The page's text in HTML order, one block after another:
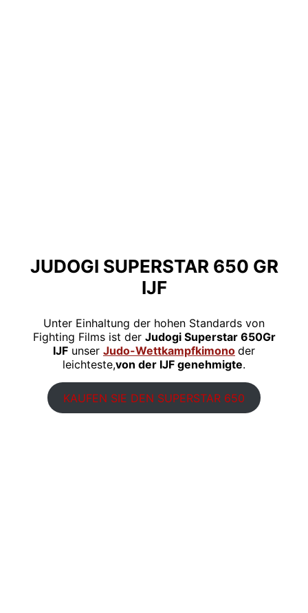
JUDOGI SUPERSTAR 650 GR
IJF
Unter Einhaltung der hohen Standards von
Fighting Films ist der Judogi Superstar 650Gr
IJF unser Judo-Wettkampfkimono der
leichteste,von der IJF genehmigte.
KAUFEN SIE DEN SUPERSTAR 650